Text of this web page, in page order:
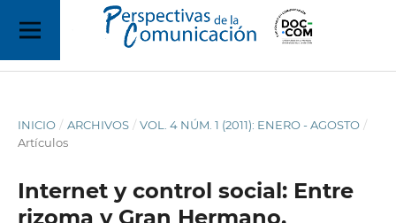
INICIO / ARCHIVOS / VOL. 4 NÚM. 1 (2011): ENERO - AGOSTO /
Artículos
Internet y control social: Entre
rizoma y Gran Hermano.